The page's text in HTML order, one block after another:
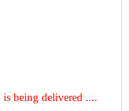
is being delivered ....